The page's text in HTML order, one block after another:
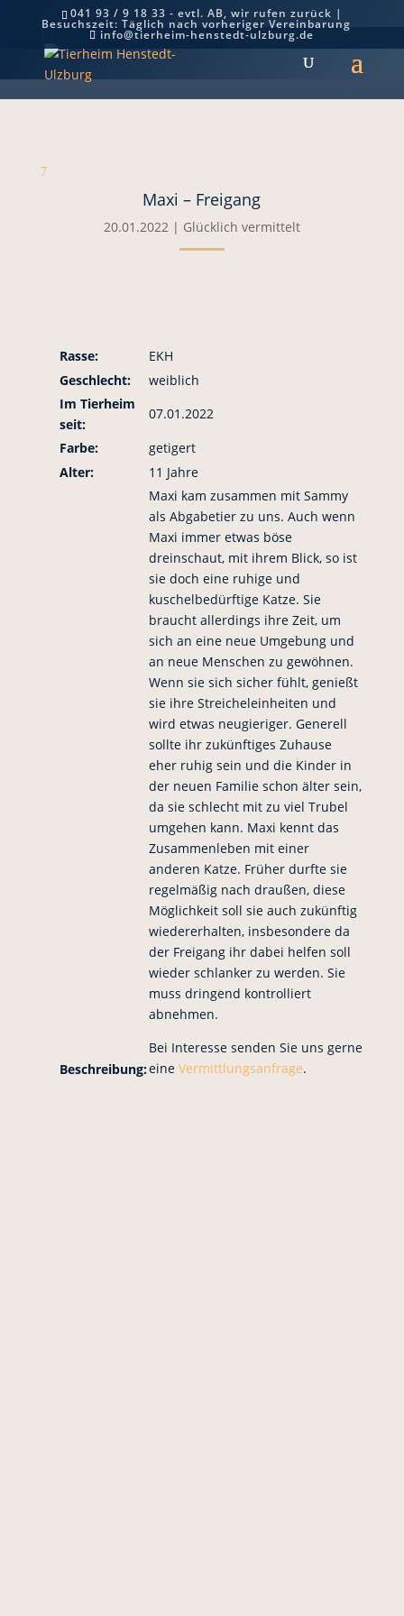
041 93 / 9 18 33 - evtl. AB, wir rufen zurück |
Besuchszeit: Täglich nach vorheriger Vereinbarung
info@tierheim-henstedt-ulzburg.de
Maxi – Freigang
7
Maxi – Freigang
20.01.2022| Glücklich vermittelt
Rasse:
EKH
Geschlecht:
weiblich
Im Tierheim
seit:
07.01.2022
Farbe:
getigert
Alter:
11 Jahre
Beschreibung:
Maxi kam zusammen mit Sammy
als Abgabetier zu uns. Auch wenn
Maxi immer etwas böse
dreinschaut, mit ihrem Blick, so ist
sie doch eine ruhige und
kuschelbedürftige Katze. Sie
braucht allerdings ihre Zeit, um
sich an eine neue Umgebung und
an neue Menschen zu gewöhnen.
Wenn sie sich sicher fühlt, genießt
sie ihre Streicheleinheiten und
wird etwas neugieriger. Generell
sollte ihr zukünftiges Zuhause
eher ruhig sein und die Kinder in
der neuen Familie schon älter sein,
da sie schlecht mit zu viel Trubel
umgehen kann. Maxi kennt das
Zusammenleben mit einer
anderen Katze. Früher durfte sie
regelmäßig nach draußen, diese
Möglichkeit soll sie auch zukünftig
wiedererhalten, insbesondere da
der Freigang ihr dabei helfen soll
wieder schlanker zu werden. Sie
muss dringend kontrolliert
abnehmen.
Bei Interesse senden Sie uns gerne
eine Vermittlungsanfrage.